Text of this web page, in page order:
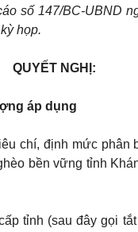
số 147/BC-UBND
họp.
QUYẾT NGHỊ:
áp dụng
chí, định mức
bền vững tỉnh
tỉnh (sau đây gọi